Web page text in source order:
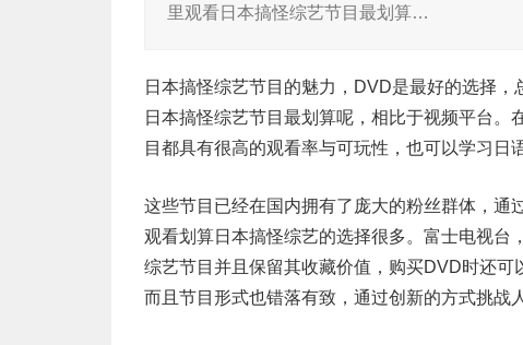
里观看日本搞怪综艺节目最划算…
日本搞怪综艺节目的魅力，DVD是最好的选择
日本搞怪综艺节目最划算呢，相比于视频平台
目都具有很高的观看率与可玩性，也可以学习日
这些节目已经在国内拥有了庞大的粉丝群体，通
观看划算日本搞怪综艺的选择很多。富士电视台
综艺节目并且保留其收藏价值，购买DVD时还可
而且节目形式也错落有致，通过创新的方式挑战